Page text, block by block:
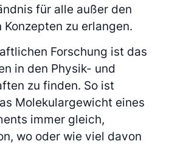
für alle außer den
zu erlangen.
Forschung ist das
in den Physik- und
zu finden. So ist
Molekulargewicht eines
immer gleich,
wo oder wie viel davon